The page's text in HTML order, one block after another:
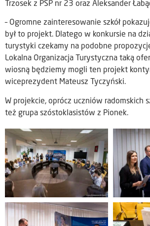
Trzosek z PSP nr 23 oraz Aleksander
– Ogromne zainteresowanie szkół
był to projekt. Dlatego w konkursie na
turystyki czekamy na podobne
Lokalna Organizacja Turystyczna taką
wiosną będziemy mogli ten projekt
wiceprezydent Mateusz Tyczyński.
W projekcie, oprócz uczniów radomskich
też grupa szóstoklasistów z Pionek.